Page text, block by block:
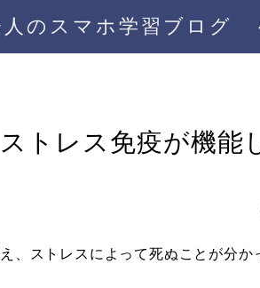
人のスマホ学習ブログ
トレス免疫が機能
ストレスによって死ぬことが分か